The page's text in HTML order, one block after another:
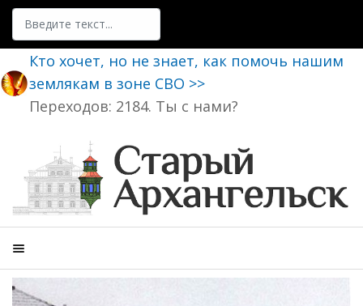
Поиск
Кто хочет, но не знает, как помочь нашим
землякам в зоне СВО >>
Переходов: 2184. Ты с нами?